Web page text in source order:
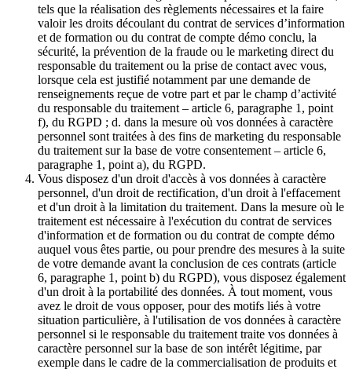
tels que la réalisation des règlements nécessaires et la faire
valoir les droits découlant du contrat de services d’information
et de formation ou du contrat de compte démo conclu, la
sécurité, la prévention de la fraude ou le marketing direct du
responsable du traitement ou la prise de contact avec vous,
lorsque cela est justifié notamment par une demande de
renseignements reçue de votre part et par le champ d’activité
du responsable du traitement – article 6, paragraphe 1, point
f), du RGPD ; d. dans la mesure où vos données à caractère
personnel sont traitées à des fins de marketing du responsable
du traitement sur la base de votre consentement – article 6,
paragraphe 1, point a), du RGPD.
Vous disposez d'un droit d'accès à vos données à caractère
personnel, d'un droit de rectification, d'un droit à l'effacement
et d'un droit à la limitation du traitement. Dans la mesure où le
traitement est nécessaire à l'exécution du contrat de services
d'information et de formation ou du contrat de compte démo
auquel vous êtes partie, ou pour prendre des mesures à la suite
de votre demande avant la conclusion de ces contrats (article
6, paragraphe 1, point b) du RGPD), vous disposez également
d'un droit à la portabilité des données. À tout moment, vous
avez le droit de vous opposer, pour des motifs liés à votre
situation particulière, à l'utilisation de vos données à caractère
personnel si le responsable du traitement traite vos données à
caractère personnel sur la base de son intérêt légitime, par
exemple dans le cadre de la commercialisation de produits et